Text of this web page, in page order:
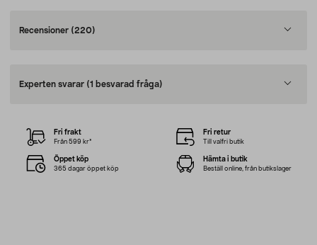
Recensioner (220)
Experten svarar (1 besvarad fråga)
Fri frakt
Från 599 kr*
Fri retur
Till valfri butik
Öppet köp
365 dagar öppet köp
Hämta i butik
Beställ online, från butikslager